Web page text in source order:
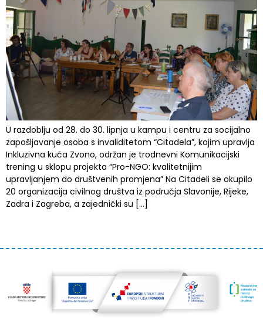
U razdoblju od 28. do 30. lipnja u kampu i centru za socijalno
zapošljavanje osoba s invaliditetom “Citadela”, kojim upravlja
Inkluzivna kuća Zvono, održan je trodnevni Komunikacijski
trening u sklopu projekta “Pro-NGO: kvalitetnijim
upravljanjem do društvenih promjena” Na Citadeli se okupilo
20 organizacija civilnog društva iz područja Slavonije, Rijeke,
Zadra i Zagreba, a zajednički su […]